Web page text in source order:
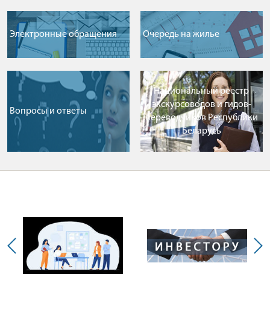
Электронные обращения Очередь на жилье
Вопросы и ответы
Национальный реестр
экскурсоводов и гидов-
переводчиков Республики
Беларусь